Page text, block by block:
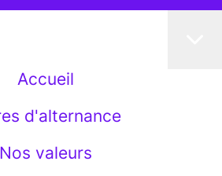
Accueil
d'alternance
Nos valeurs